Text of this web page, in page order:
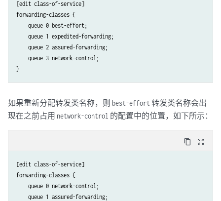
[edit class-of-service]
forwarding-classes {
    queue 0 best-effort;
    queue 1 expedited-forwarding;
    queue 2 assured-forwarding;
    queue 3 network-control;
如果重新分配转发类名称，则 best-effort转发类名称会出
现在之前占用 network-control 的配置中的位置，如下所示：
content_copy zoom_out_map
[edit class-of-service]
forwarding-classes {
    queue 0 network-control;
    queue 1 assured-forwarding;